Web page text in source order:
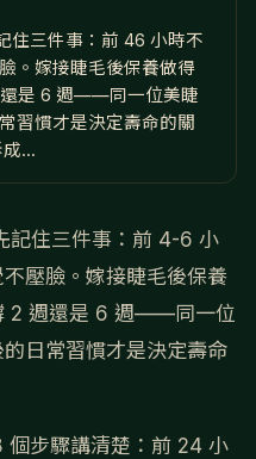
住三件事：前 46 小時不
。嫁接睫毛後保養做得
還是 6 週——同一位美睫
習慣才是決定壽命的關
...
記住三件事：前 4-6 小
壓臉。嫁接睫毛後保養
2 週還是 6 週——同一位
日常習慣才是決定壽命
個步驟講清楚：前 24 小